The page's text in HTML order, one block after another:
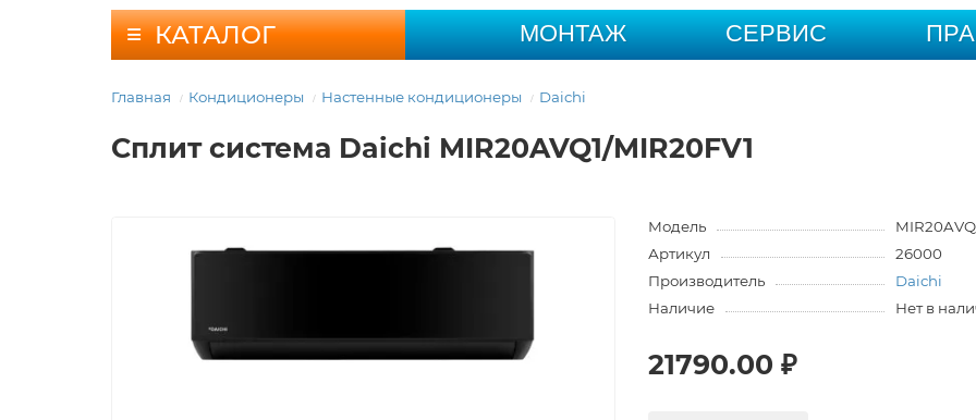
КАТАЛОГ МОНТАЖ СЕРВИС
Главная Кондиционеры Настенные кондиционеры Daichi
Сплит система Daichi MIR20AVQ1/MIR20FV1
Модель
Артикул
26000
Производитель
Daichi
Наличие
Нет в
21790.00 ₽